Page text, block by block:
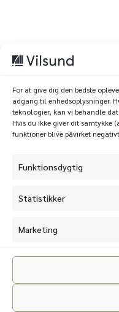
For at give dig den bedste
adgang til enhedsoplysninger.
teknologier, kan vi behandle
Hvis du ikke giver dit samtykke
funktioner blive påvirket
Funktionsdygtig
Statistikker
Marketing